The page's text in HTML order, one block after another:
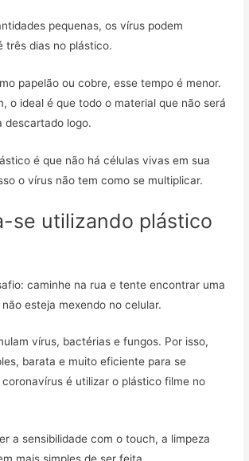
pequenas, os vírus podem
três dias no plástico.
papelão ou cobre, esse tempo é menor.
o ideal é que todo o material que não será
descartado logo.
é que não há células vivas em sua
o vírus não tem como se multiplicar.
se utilizando plástico
caminhe na rua e tente encontrar uma
esteja mexendo no celular.
vírus, bactérias e fungos. Por isso,
barata e muito eficiente para se
é utilizar o plástico filme no
a sensibilidade com o touch, a limpeza